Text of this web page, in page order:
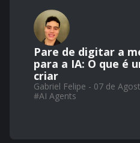
Pare de digitar a
para a IA: O que é
criar
Gabriel Felipe - 07 de
#AI Agents